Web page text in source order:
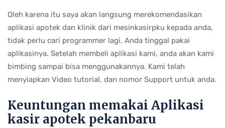
Oleh karena itu saya akan langsung merekomendasikan
aplikasi apotek dan klinik dari mesinkasirpku kepada anda,
tidak perlu cari programmer lagi. Anda tinggal pakai
aplikasinya. Setelah membeli aplikasi kami, anda akan kami
bimbing sampai bisa menggunakannya. Kami telah
menyiapkan Video tutorial, dan nomor Support untuk anda.
Keuntungan memakai Aplikasi
kasir apotek pekanbaru